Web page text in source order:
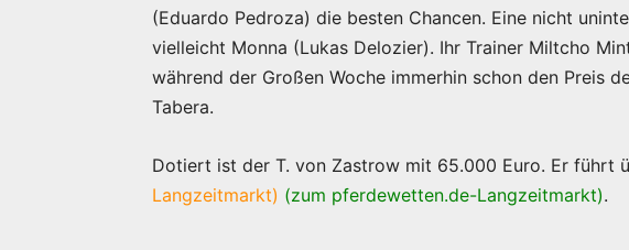
(Eduardo Pedroza) die besten Chancen. Eine nicht
vielleicht Monna (Lukas Delozier). Ihr Trainer Miltcho
während der Großen Woche immerhin schon den Preis
Tabera.
Dotiert ist der T. von Zastrow mit 65.000 Euro. Er führt
Langzeitmarkt) (zum pferdewetten.de-Langzeitmarkt).